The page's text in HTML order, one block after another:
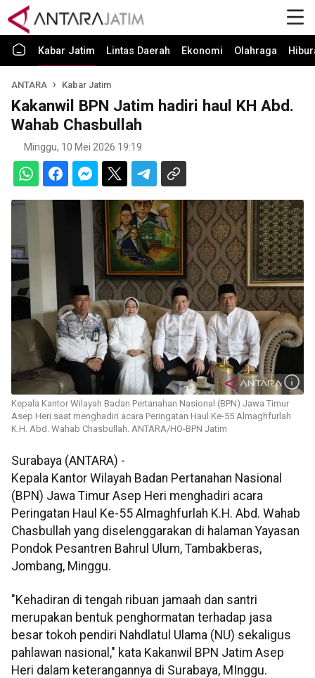
Kabar Jatim Lintas Daerah Ekonomi Olahraga
ANTARA Kabar Jatim
Kakanwil BPN Jatim hadiri haul KH Abd.
Wahab Chasbullah
Minggu, 10 Mei 2026 19:19
Kepala Kantor Wilayah Badan Pertanahan Nasional (BPN) Jawa Timur
Asep Heri saat menghadiri acara Peringatan Haul Ke-55 Almaghfurlah
K.H. Abd. Wahab Chasbullah. ANTARA/HO-BPN Jatim
Surabaya (ANTARA) -
Kepala Kantor Wilayah Badan Pertanahan Nasional
(BPN) Jawa Timur Asep Heri menghadiri acara
Peringatan Haul Ke-55 Almaghfurlah K.H. Abd. Wahab
Chasbullah yang diselenggarakan di halaman Yayasan
Pondok Pesantren Bahrul Ulum, Tambakberas,
Jombang, Minggu.
"Kehadiran di tengah ribuan jamaah dan santri
merupakan bentuk penghormatan terhadap jasa
besar tokoh pendiri Nahdlatul Ulama (NU) sekaligus
pahlawan nasional," kata Kakanwil BPN Jatim Asep
Heri dalam keterangannya di Surabaya, MInggu.